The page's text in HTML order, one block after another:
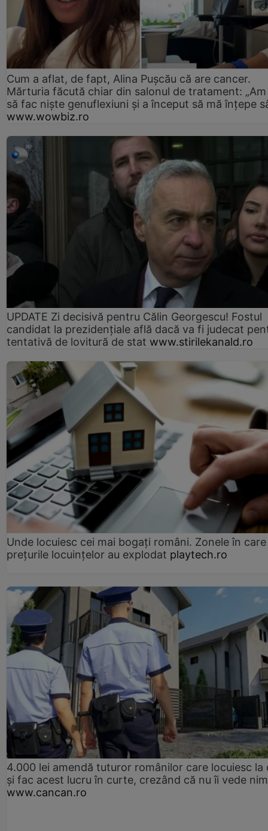
Cum a aflat, de fapt, Alina Pușcău că are cancer.
Mărturia făcută chiar din salonul de tratament:
să fac niște genuflexiuni și a început să mă înțepe
www.wowbiz.ro
UPDATE Zi decisivă pentru Călin Georgescu! Fostul
candidat la prezidențiale află dacă va fi judecat
tentativă de lovitură de stat www.stirilekanald.ro
Unde locuiesc cei mai bogați români. Zonele în care
prețurile locuințelor au explodat playtech.ro
4.000 lei amendă tuturor românilor care locuiesc la
și fac acest lucru în curte, crezând că nu îi vede
www.cancan.ro